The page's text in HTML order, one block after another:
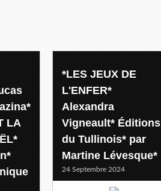
LA
*LES JEUX DE
L'ENFER*
Alexandra
Vigneault* Éditions
du Tullinois* par
Martine Lévesque*
24 Septembre 2024